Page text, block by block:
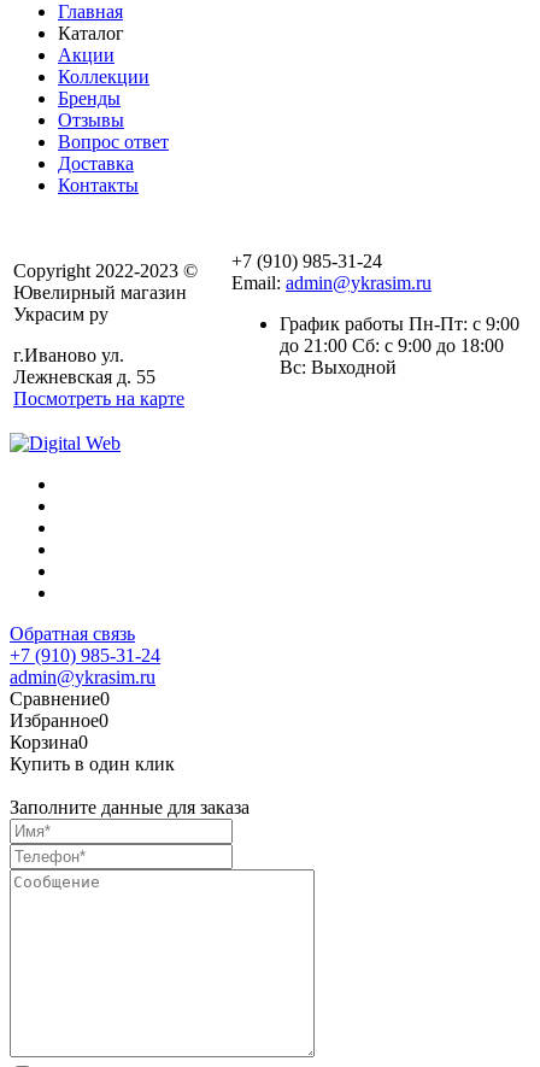
Главная
Каталог
Акции
Коллекции
Бренды
Отзывы
Вопрос ответ
Доставка
Контакты
Copyright 2022-2023 ©
Ювелирный магазин
Украсим ру
г.Иваново ул.
Лежневская д. 55
Посмотреть на карте
+7 (910) 985-31-24
Email: admin@ykrasim.ru
График работы Пн-Пт: с 9:00
до 21:00 Сб: с 9:00 до 18:00
Вс: Выходной
Обратная связь
+7 (910) 985-31-24
admin@ykrasim.ru
Сравнение0
Избранное0
Корзина0
Купить в один клик
Заполните данные для заказа